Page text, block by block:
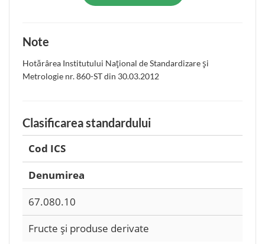
Note
Hotărârea Institutului Naţional de Standardizare şi
Metrologie nr. 860-ST din 30.03.2012
Clasificarea standardului
Cod ICS
Denumirea
67.080.10
Fructe şi produse derivate